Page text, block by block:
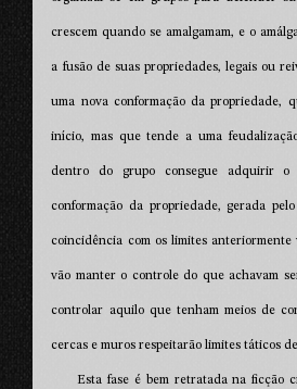
crescem quando se amalgamam, e o
a fusão de suas propriedades, legais ou
uma nova conformação da propriedade,
início, mas que tende a uma
dentro do grupo consegue adquirir
conformação da propriedade, gerada
coincidência com os limites anteriormente
vão manter o controle do que achavam
controlar aquilo que tenham meios de
cercas e muros respeitarão limites táticos
Esta fase é bem retratada na ficção